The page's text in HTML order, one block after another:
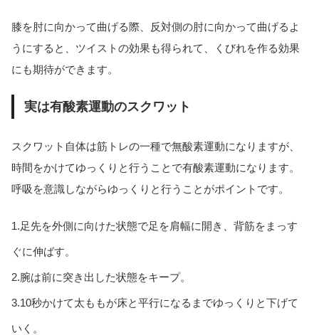
膝を肘に向かって曲げる際、反対側の肘に向かって曲げるよ
うにすると、ツイストの効果も得られて、くびれを作る効果
にも期待ができます。
実は有酸素運動のスクワット
スクワット自体は筋トレの一種で無酸素運動になりますが、
時間をかけてゆっくりと行うことで有酸素運動になります。
呼吸を意識しながらゆっくりと行うことがポイントです。
1.足先を外側に向けた状態で足を肩幅に開き、背筋をまっす
ぐに伸ばす。
2.腕は前に突き出した状態をキープ。
3.10秒かけて太ももが床と平行になるまでゆっくりと下げて
いく。